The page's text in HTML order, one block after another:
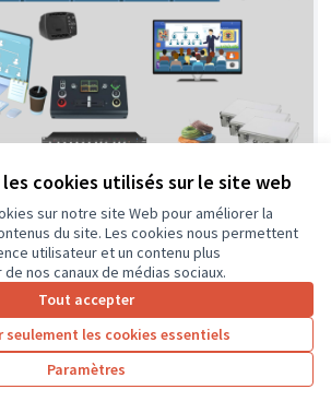
cookies utilisés sur le site web
sur notre site Web pour améliorer la
du site. Les cookies nous permettent
utilisateur et un contenu plus
nos canaux de médias sociaux.
Tout accepter
seulement les cookies essentiels
Paramètres
de Touraine -
2024
Soumis
au vote
de Touraine
0 0